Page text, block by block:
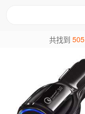
共找到505